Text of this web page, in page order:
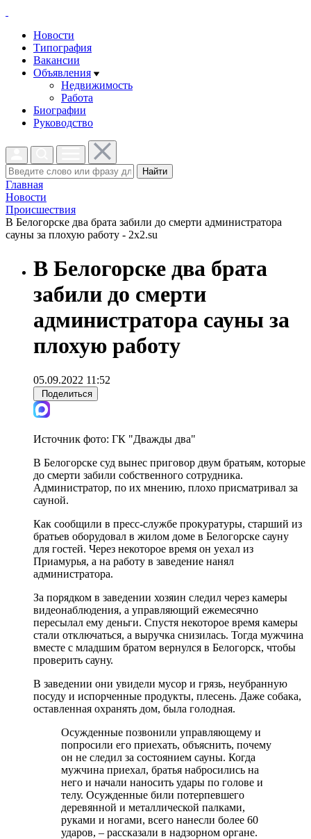
Новости
Типография
Вакансии
Объявления
Недвижимость
Работа
Биографии
Руководство
Найти
Главная
Новости
Проиcшествия
В Белогорске два брата забили до смерти администратора
сауны за плохую работу - 2x2.su
В Белогорске два брата
забили до смерти
администратора сауны за
плохую работу
05.09.2022 11:52
Поделиться
Источник фото: ГК "Дважды два"
В Белогорске суд вынес приговор двум братьям, которые
до смерти забили собственного сотрудника.
Администратор, по их мнению, плохо присматривал за
сауной.
Как сообщили в пресс-службе прокуратуры, старший из
братьев оборудовал в жилом доме в Белогорске сауну
для гостей. Через некоторое время он уехал из
Приамурья, а на работу в заведение нанял
администратора.
За порядком в заведении хозяин следил через камеры
видеонаблюдения, а управляющий ежемесячно
пересылал ему деньги. Спустя некоторое время камеры
стали отключаться, а выручка снизилась. Тогда мужчина
вместе с младшим братом вернулся в Белогорск, чтобы
проверить сауну.
В заведении они увидели мусор и грязь, неубранную
посуду и испорченные продукты, плесень. Даже собака,
оставленная охранять дом, была голодная.
Осужденные позвонили управляющему и
попросили его приехать, объяснить, почему
он не следил за состоянием сауны. Когда
мужчина приехал, братья набросились на
него и начали наносить удары по голове и
телу. Осужденные били потерпевшего
деревянной и металлической палками,
руками и ногами, всего нанесли более 60
ударов, – рассказали в надзорном органе.